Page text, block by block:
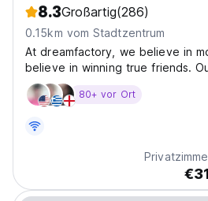
8.3Großartig(286)
0.15km vom Stadtzentrum
At dreamfactory, we believe in
believe in winning true friends.
designed for real human
authenticity, and friendship turn
80+ vor Ort